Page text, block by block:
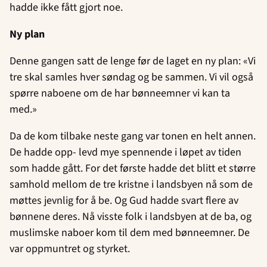
hadde ikke fått gjort noe.
Ny plan
Denne gangen satt de lenge før de laget en ny plan: «Vi
tre skal samles hver søndag og be sammen. Vi vil også
spørre naboene om de har bønneemner vi kan ta
med.»
Da de kom tilbake neste gang var tonen en helt annen.
De hadde opp- levd mye spennende i løpet av tiden
som hadde gått. For det første hadde det blitt et større
samhold mellom de tre kristne i landsbyen nå som de
møttes jevnlig for å be. Og Gud hadde svart flere av
bønnene deres. Nå visste folk i landsbyen at de ba, og
muslimske naboer kom til dem med bønneemner. De
var oppmuntret og styrket.